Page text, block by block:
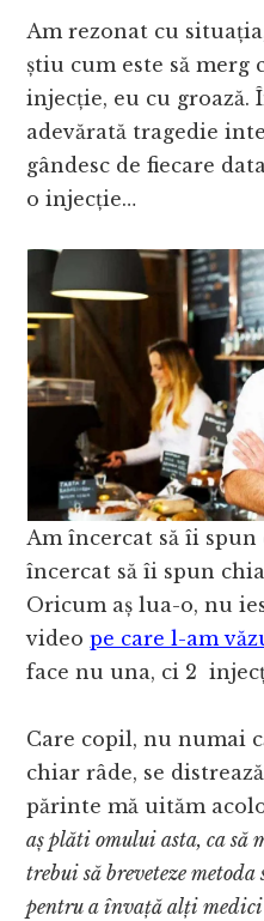
Am rezonat cu
știu cum este să merg
injecție, eu cu groază.
adevărată tragedie
gândesc de fiecare
o injecție…
Am încercat să îi
încercat să îi spun
Oricum aș lua-o, nu
videope care l-am
face nu una, ci 2
Care copil, nu numai
chiar râde, se
părinte mă uităm
aș plăti omului asta, ca să
trebui să breveteze metoda
pentru a învață alți medici